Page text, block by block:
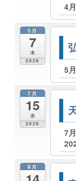
4
5月
7
木
2026
5
7月
15
水
2026
7
8月